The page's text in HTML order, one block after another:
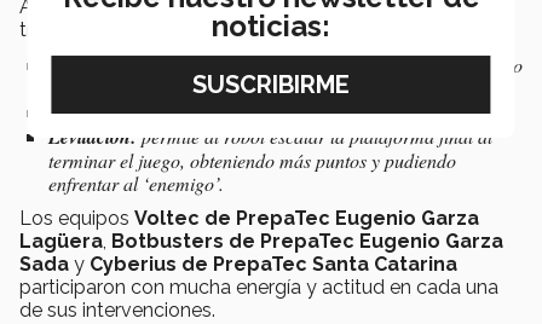
Además, los cubos se podían trasladar a una caja con
tres “poderes” intercambiables durante la competencia:
brinda a la alianza el control de un switch, balanza o
ambos por tiempo limitado.
Boost:duplica los puntos obtenibles por tiempo limitado.
Levitación: permite al robot escalar la plataforma final al
terminar el juego, obteniendo más puntos y pudiendo
enfrentar al ‘enemigo’.
Los equipos Voltec de PrepaTec Eugenio Garza
Lagüera, Botbusters de PrepaTec Eugenio Garza
Sada y Cyberius de PrepaTec Santa Catarina
participaron con mucha energía y actitud en cada una
de sus intervenciones.
noticias: